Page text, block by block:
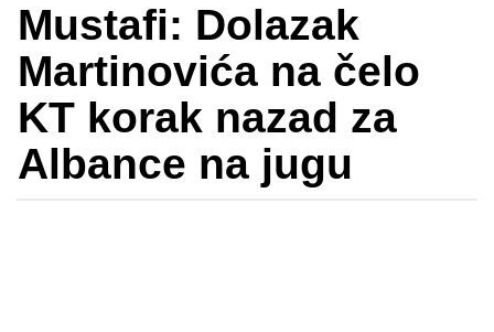
Mustafi: Dolazak
Martinovića na čelo
KT korak nazad za
Albance na jugu